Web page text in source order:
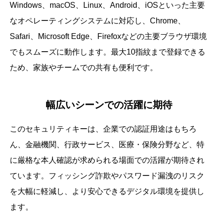
Windows、macOS、Linux、Android、iOSといった主要
なオペレーティングシステムに対応し、Chrome、
Safari、Microsoft Edge、Firefoxなどの主要ブラウザ環境
でもスムーズに動作します。最大10指紋まで登録できる
ため、家族やチームでの共有も便利です。
幅広いシーンでの活躍に期待
このセキュリティキーは、企業での認証用途はもちろ
ん、金融機関、行政サービス、医療・保険分野など、特
に厳格な本人確認が求められる場面での活躍が期待され
ています。フィッシング詐欺やパスワード漏洩のリスク
を大幅に軽減し、より安心できるデジタル環境を提供し
ます。